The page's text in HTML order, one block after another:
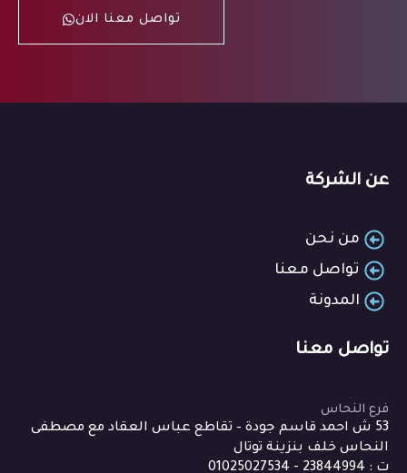
تواصل معنا الان
عن الشركة
من نحن
تواصل معنا
المدونة
تواصل معنا
فرع النحاس
53 ش احمد قاسم جودة – تقاطع عباس العقاد مع مصطفى
النحاس خلف بنزينة توتال
ت : 23844994 - 01025027534